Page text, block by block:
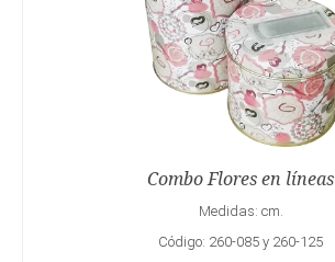
Combo Flores en líneas
Medidas: cm.
Código: 260-085 y 260-125